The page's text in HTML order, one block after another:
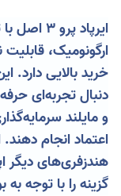
ایرپاد
ارگونومیک،
خرید بالایی
دنبال تجربه‌ای
و مایلند
اعتماد انجام دهند.
هندزفری‌های دیگر
گزینه را با توجه